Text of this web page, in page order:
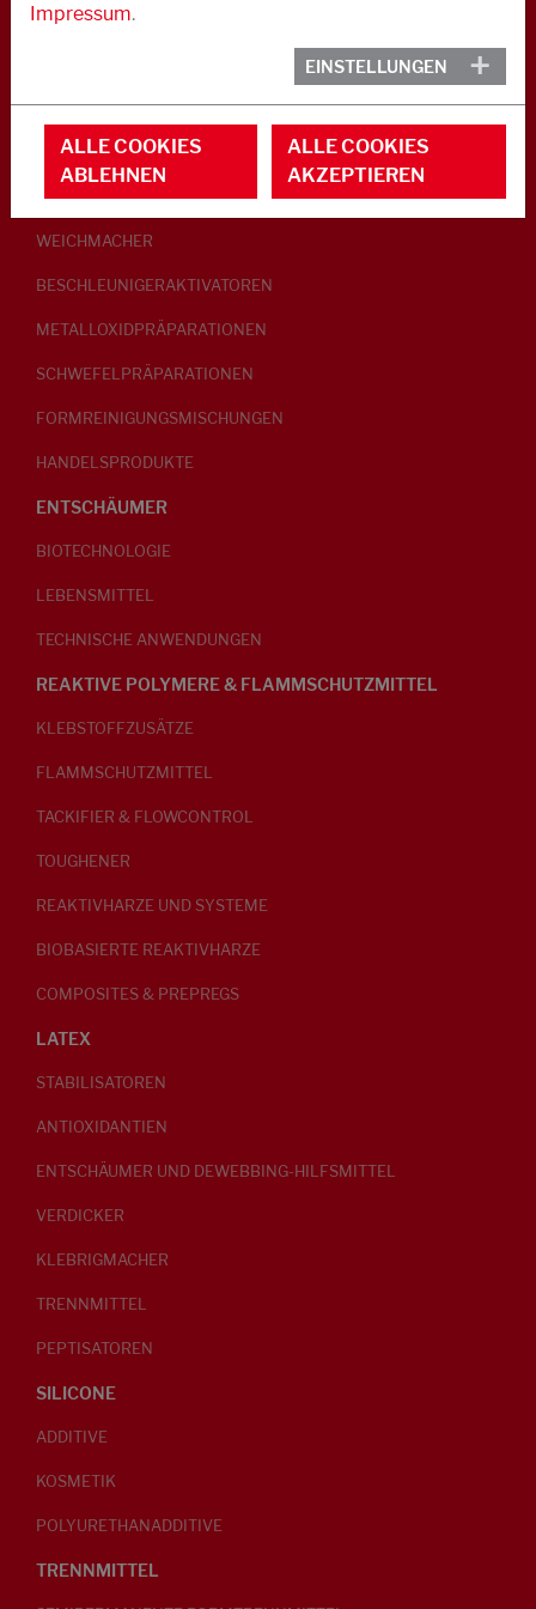
GLEITMITTEL
PEPTISATOREN
KLEBRIGMACHER / HOMOGENISATOREN
WEICHMACHER
BESCHLEUNIGERAKTIVATOREN
METALLOXIDPRÄPARATIONEN
SCHWEFELPRÄPARATIONEN
FORMREINIGUNGSMISCHUNGEN
HANDELSPRODUKTE
ENTSCHÄUMER
BIOTECHNOLOGIE
LEBENSMITTEL
TECHNISCHE ANWENDUNGEN
REAKTIVE POLYMERE & FLAMMSCHUTZMITTEL
KLEBSTOFFZUSÄTZE
FLAMMSCHUTZMITTEL
TACKIFIER & FLOWCONTROL
TOUGHENER
REAKTIVHARZE UND SYSTEME
BIOBASIERTE REAKTIVHARZE
COMPOSITES & PREPREGS
LATEX
STABILISATOREN
ANTIOXIDANTIEN
ENTSCHÄUMER UND DEWEBBING-HILFSMITTEL
VERDICKER
KLEBRIGMACHER
TRENNMITTEL
PEPTISATOREN
SILICONE
ADDITIVE
KOSMETIK
POLYURETHANADDITIVE
TRENNMITTEL
Impressum.
EINSTELLUNGEN
ALLE COOKIES
ABLEHNEN
ALLE COOKIES
AKZEPTIEREN